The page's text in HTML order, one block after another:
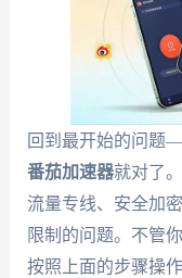
回到最开始的问题
番茄加速器就对了
流量专线、安全加
限制的问题。不管
按照上面的步骤操